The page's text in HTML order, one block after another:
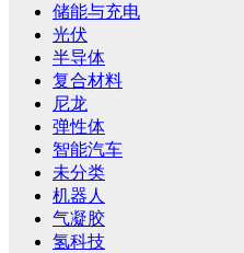
储能与充电
光伏
半导体
复合材料
尼龙
弹性体
智能汽车
未分类
机器人
气凝胶
氢科技